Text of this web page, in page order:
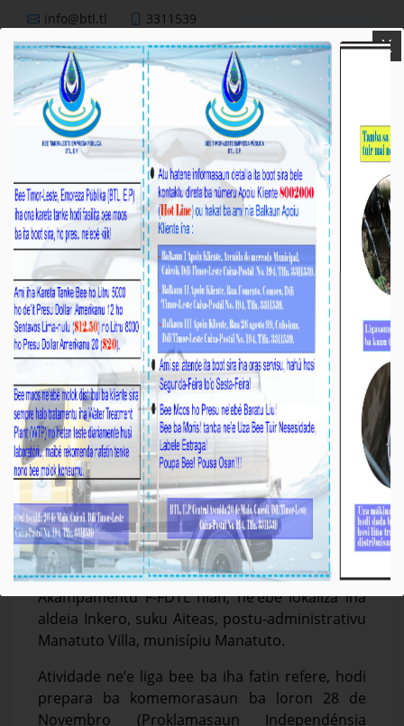
info@btl.tl 3311539
BTL,E.P
Nutisia
BTL, E.P Manatuto Halo Ligasaun Bee hodi
Prepara ba Komemorasaun Loron 28
Novermbru nian
Média_BTL, E.P 11-Outobru-2022
Manatuto, 11/10/2022, Tékniku Operadór (T.O)
Bee Timor-Leste, Empreza Públika (BTL, E.P),
munisípiu Manatuto halo ligasaun bee ba
Akampamentu F-FDTL nian, ne’ebé lokaliza iha
aldeia Inkero, suku Aiteas, postu-administrativu
Manatuto Villa, munisípiu Manatuto.
Atividade ne’e liga bee ba iha fatin refere, hodi
prepara ba komemorasaun ba loron 28 de
Novembro (Proklamasaun Independénsia
X